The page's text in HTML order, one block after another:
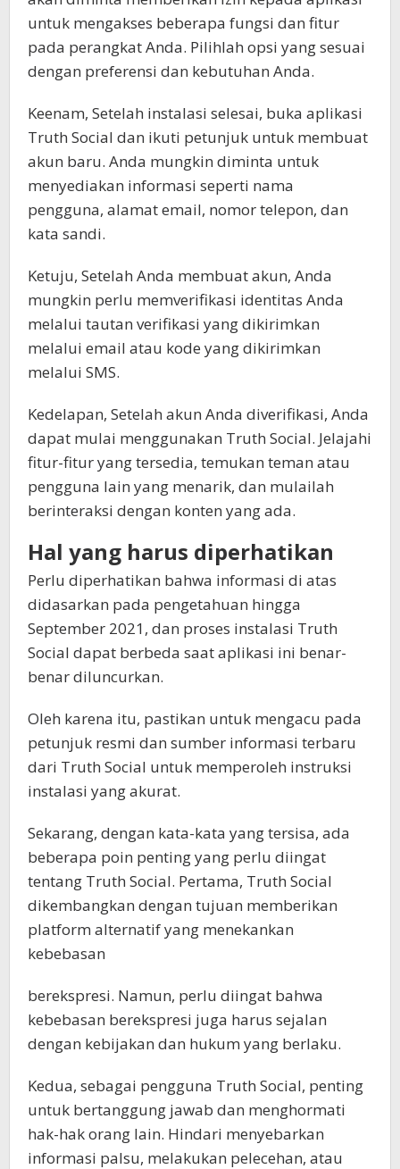
untuk mengakses beberapa fungsi dan fitur
pada perangkat Anda. Pilihlah opsi yang sesuai
dengan preferensi dan kebutuhan Anda.
Keenam, Setelah instalasi selesai, buka aplikasi
Truth Social dan ikuti petunjuk untuk membuat
akun baru. Anda mungkin diminta untuk
menyediakan informasi seperti nama
pengguna, alamat email, nomor telepon, dan
kata sandi.
Ketuju, Setelah Anda membuat akun, Anda
mungkin perlu memverifikasi identitas Anda
melalui tautan verifikasi yang dikirimkan
melalui email atau kode yang dikirimkan
melalui SMS.
Kedelapan, Setelah akun Anda diverifikasi, Anda
dapat mulai menggunakan Truth Social. Jelajahi
fitur-fitur yang tersedia, temukan teman atau
pengguna lain yang menarik, dan mulailah
berinteraksi dengan konten yang ada.
Hal yang harus diperhatikan
Perlu diperhatikan bahwa informasi di atas
didasarkan pada pengetahuan hingga
September 2021, dan proses instalasi Truth
Social dapat berbeda saat aplikasi ini benar-
benar diluncurkan.
Oleh karena itu, pastikan untuk mengacu pada
petunjuk resmi dan sumber informasi terbaru
dari Truth Social untuk memperoleh instruksi
instalasi yang akurat.
Sekarang, dengan kata-kata yang tersisa, ada
beberapa poin penting yang perlu diingat
tentang Truth Social. Pertama, Truth Social
dikembangkan dengan tujuan memberikan
platform alternatif yang menekankan
kebebasan
berekspresi. Namun, perlu diingat bahwa
kebebasan berekspresi juga harus sejalan
dengan kebijakan dan hukum yang berlaku.
Kedua, sebagai pengguna Truth Social, penting
untuk bertanggung jawab dan menghormati
hak-hak orang lain. Hindari menyebarkan
informasi palsu, melakukan pelecehan, atau